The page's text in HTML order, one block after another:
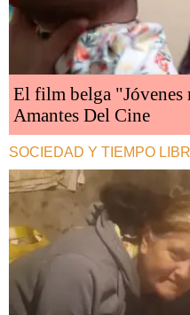
El film belga "Jóvenes
Amantes Del Cine
SOCIEDAD Y TIEMPO